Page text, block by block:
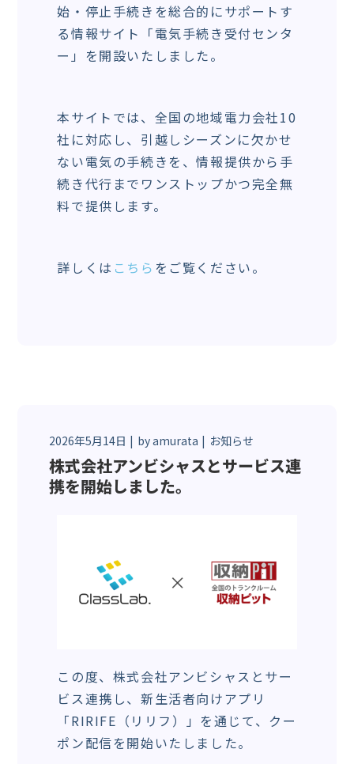
始・停止手続きを総合的にサポートす
る情報サイト「電気手続き受付センタ
ー」を開設いたしました。
本サイトでは、全国の地域電力会社10
社に対応し、引越しシーズンに欠かせ
ない電気の手続きを、情報提供から手
続き代行までワンストップかつ完全無
料で提供します。
詳しくは こちら をご覧ください。
2026年5月14日 byamurata お知らせ
株式会社アンビシャスとサービス連
携を開始しました。
この度、株式会社アンビシャスとサー
ビス連携し、新生活者向けアプリ
「RIRIFE（リリフ）」を通じて、クー
ポン配信を開始いたしました。